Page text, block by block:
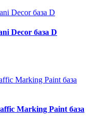
Decor база D
Marking Paint база